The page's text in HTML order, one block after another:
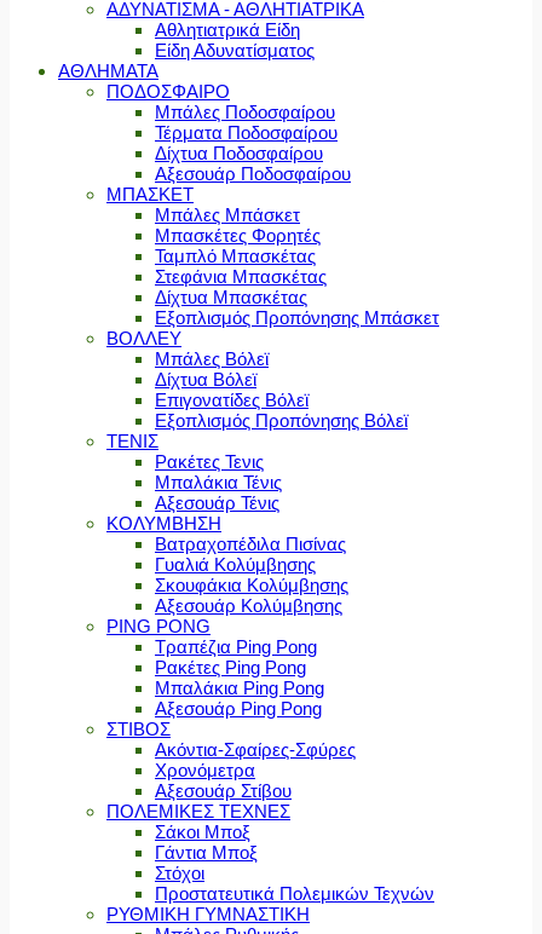
ΑΔΥΝΑΤΙΣΜΑ - ΑΘΛΗΤΙΑΤΡΙΚΑ
Αθλητιατρικά Είδη
Είδη Αδυνατίσματος
ΑΘΛΗΜΑΤΑ
ΠΟΔΟΣΦΑΙΡΟ
Μπάλες Ποδοσφαίρου
Τέρματα Ποδοσφαίρου
Δίχτυα Ποδοσφαίρου
Αξεσουάρ Ποδοσφαίρου
ΜΠΑΣΚΕΤ
Μπάλες Μπάσκετ
Μπασκέτες Φορητές
Ταμπλό Μπασκέτας
Στεφάνια Μπασκέτας
Δίχτυα Μπασκέτας
Εξοπλισμός Προπόνησης Μπάσκετ
ΒΟΛΛΕΥ
Μπάλες Βόλεϊ
Δίχτυα Βόλεϊ
Επιγονατίδες Βόλεϊ
Εξοπλισμός Προπόνησης Βόλεϊ
ΤΕΝΙΣ
Ρακέτες Τενις
Μπαλάκια Τένις
Αξεσουάρ Τένις
ΚΟΛΥΜΒΗΣΗ
Βατραχοπέδιλα Πισίνας
Γυαλιά Κολύμβησης
Σκουφάκια Κολύμβησης
Αξεσουάρ Κολύμβησης
PING PONG
Τραπέζια Ping Pong
Ρακέτες Ping Pong
Μπαλάκια Ping Pong
Αξεσουάρ Ping Pong
ΣΤΙΒΟΣ
Ακόντια-Σφαίρες-Σφύρες
Χρονόμετρα
Αξεσουάρ Στίβου
ΠΟΛΕΜΙΚΕΣ ΤΕΧΝΕΣ
Σάκοι Μποξ
Γάντια Μποξ
Στόχοι
Προστατευτικά Πολεμικών Τεχνών
ΡΥΘΜΙΚΗ ΓΥΜΝΑΣΤΙΚΗ